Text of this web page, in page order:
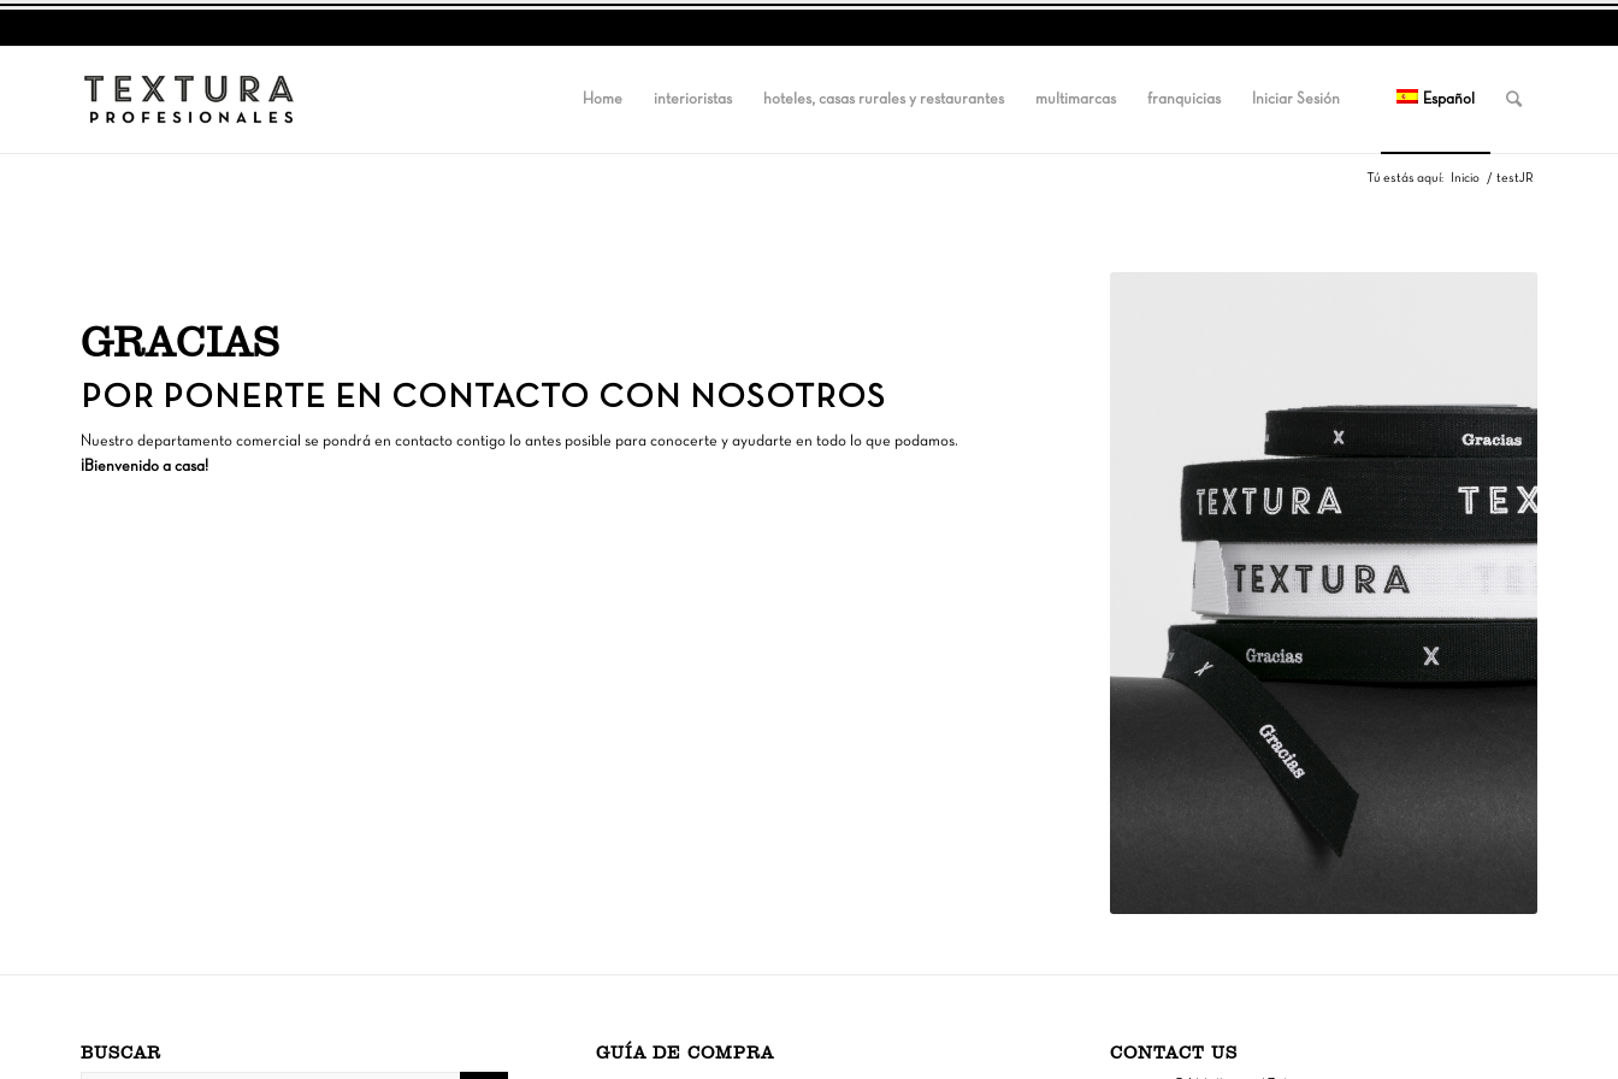
Home interioristas hoteles, casas rurales y restaurantes multimarcas franquicias Iniciar Sesión Español
Tú estás aquí: Inicio / testJR
GRACIAS
POR PONERTE EN CONTACTO CON NOSOTROS
Nuestro departamento comercial se pondrá en contacto contigo lo antes posible para conocerte y ayudarte en todo lo que podamos.
¡Bienvenido a casa!
BUSCAR GUÍA DE COMPRA CONTACT US